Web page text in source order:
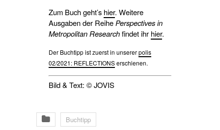
Zum Buch geht’s hier. Weitere
Ausgaben der Reihe Perspectives in
Metropolitan Researchfindet ihr hier.
Der Buchtipp ist zuerst in unsererpolis
02/2021: REFLECTIONSerschienen.
Bild & Text: © JOVIS
Buchtipp